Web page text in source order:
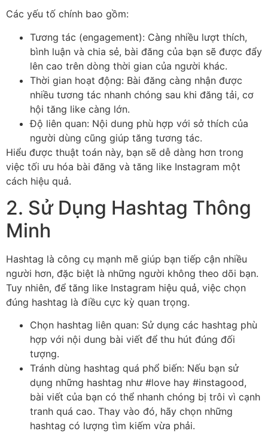
Các yếu tố chính bao gồm:
Tương tác (engagement): Càng nhiều lượt thích,
bình luận và chia sẻ, bài đăng của bạn sẽ được đẩy
lên cao trên dòng thời gian của người khác.
Thời gian hoạt động: Bài đăng càng nhận được
nhiều tương tác nhanh chóng sau khi đăng tải, cơ
hội tăng like càng lớn.
Độ liên quan: Nội dung phù hợp với sở thích của
người dùng cũng giúp tăng tương tác.
Hiểu được thuật toán này, bạn sẽ dễ dàng hơn trong
việc tối ưu hóa bài đăng và tăng like Instagram một
cách hiệu quả.
2. Sử Dụng Hashtag Thông
Minh
Hashtag là công cụ mạnh mẽ giúp bạn tiếp cận nhiều
người hơn, đặc biệt là những người không theo dõi bạn.
Tuy nhiên, để tăng like Instagram hiệu quả, việc chọn
đúng hashtag là điều cực kỳ quan trọng.
Chọn hashtag liên quan: Sử dụng các hashtag phù
hợp với nội dung bài viết để thu hút đúng đối
tượng.
Tránh dùng hashtag quá phổ biến: Nếu bạn sử
dụng những hashtag như #love hay #instagood,
bài viết của bạn có thể nhanh chóng bị trôi vì cạnh
tranh quá cao. Thay vào đó, hãy chọn những
hashtag có lượng tìm kiếm vừa phải.